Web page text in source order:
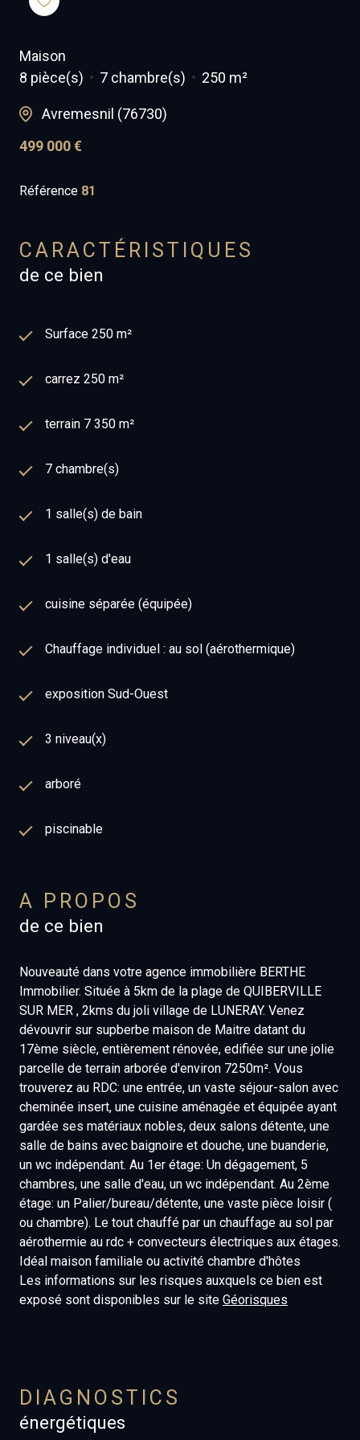
Maison
8 pièce(s)
7 chambre(s) 250 m²
Avremesnil (76730)
499 000 €
Référence 81
CARACTÉRISTIQUES
de ce bien
Surface 250 m²
carrez 250 m²
terrain 7 350 m²
7 chambre(s)
1 salle(s) de bain
1 salle(s) d'eau
cuisine séparée (équipée)
Chauffage individuel : au sol (aérothermique)
exposition Sud-Ouest
3 niveau(x)
arboré
piscinable
A PROPOS
de ce bien
Nouveauté dans votre agence immobilière BERTHE
Immobilier. Située à 5km de la plage de QUIBERVILLE
SUR MER , 2kms du joli village de LUNERAY. Venez
dévouvrir sur supberbe maison de Maitre datant du
17ème siècle, entièrement rénovée, edifiée sur une jolie
parcelle de terrain arborée d'environ 7250m². Vous
trouverez au RDC: une entrée, un vaste séjour-salon avec
cheminée insert, une cuisine aménagée et équipée ayant
gardée ses matériaux nobles, deux salons détente, une
salle de bains avec baignoire et douche, une buanderie,
un wc indépendant. Au 1er étage: Un dégagement, 5
chambres, une salle d'eau, un wc indépendant. Au 2ème
étage: un Palier/bureau/détente, une vaste pièce loisir (
ou chambre). Le tout chauffé par un chauffage au sol par
aérothermie au rdc + convecteurs électriques aux étages.
Idéal maison familiale ou activité chambre d'hôtes
Les informations sur les risques auxquels ce bien est
exposé sont disponibles sur le site Géorisques
DIAGNOSTICS
énergétiques